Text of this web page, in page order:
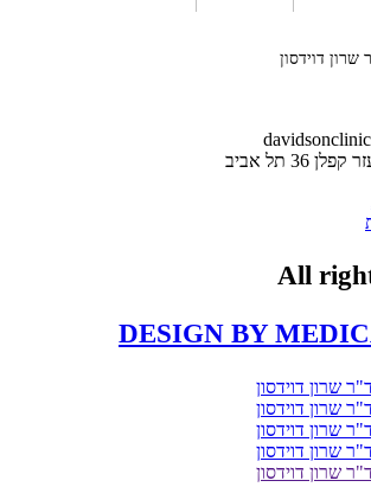
36 תל אביב
DESIGN BY